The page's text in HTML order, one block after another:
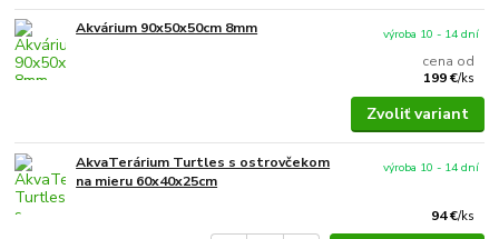
Akvárium 90x50x50cm 8mm
cena od
199 €/ks
výroba 10 - 14 dní
Zvoliť variant
AkvaTerárium Turtles s ostrovčekom
na mieru 60x40x25cm
94 €/ks
výroba 10 - 14 dní